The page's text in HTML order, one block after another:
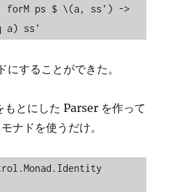
(q a) ss'
することができた。
とにした Parser を作って
ナドを使うだけ。